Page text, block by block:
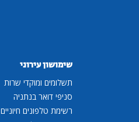
שימושון עירוני
תשלומים ומוקדי שרות
סניפי דואר בנתניה
רשימת טלפונים חיוניים